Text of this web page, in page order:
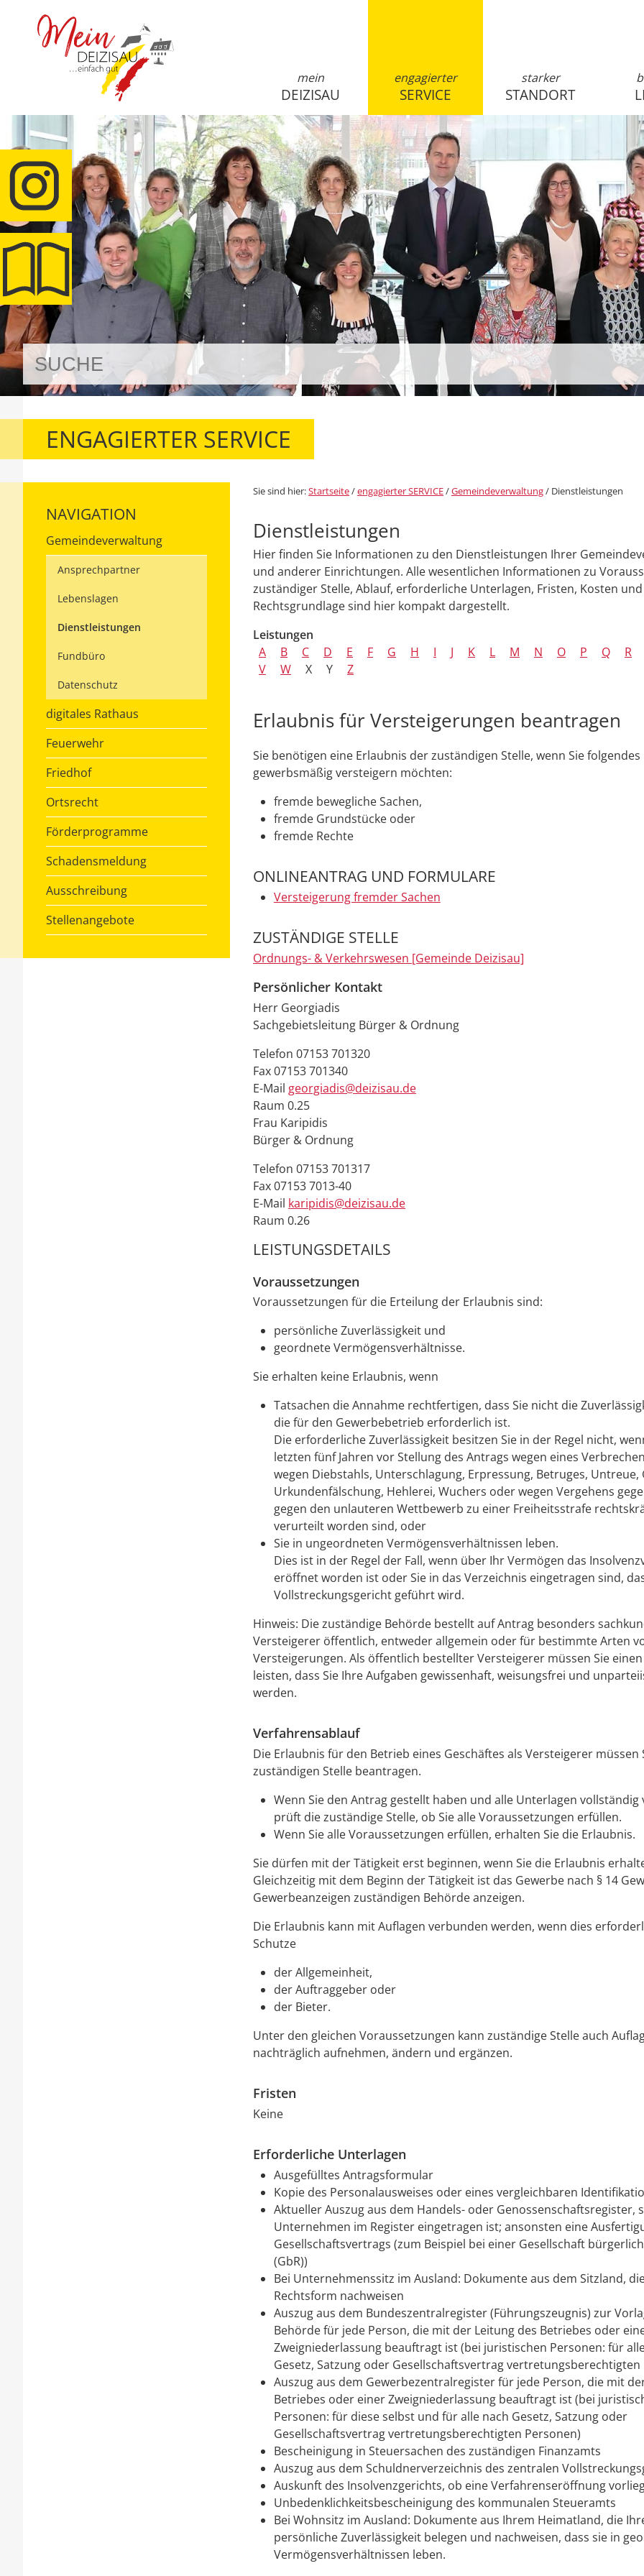
mein
DEIZISAU
engagierter
SERVICE
starker
STANDORT
ENGAGIERTER SERVICE
NAVIGATION
Gemeindeverwaltung
Ansprechpartner
Lebenslagen
Dienstleistungen
Fundbüro
Datenschutz
digitales Rathaus
Feuerwehr
Friedhof
Ortsrecht
Förderprogramme
Schadensmeldung
Ausschreibung
Stellenangebote
Sie sind hier:Startseite/engagierter SERVICE/Gemeindeverwaltung/ Dienstleistungen
Dienstleistungen
Hier finden Sie Informationen zu den Dienstleistungen Ihrer
und anderer Einrichtungen. Alle wesentlichen Informationen zu
zuständiger Stelle, Ablauf, erforderliche Unterlagen, Fristen, Kosten
Rechtsgrundlage sind hier kompakt dargestellt.
Leistungen
A
B C D E F G H I J K L M N O P Q R
V
W X Y Z
Erlaubnis für Versteigerungen beantragen
Sie benötigen eine Erlaubnis der zuständigen Stelle, wenn Sie folgendes
gewerbsmäßig versteigern möchten:
fremde bewegliche Sachen,
fremde Grundstücke oder
fremde Rechte
ONLINEANTRAG UND FORMULARE
Versteigerung fremder Sachen
ZUSTÄNDIGE STELLE
Ordnungs- & Verkehrswesen [Gemeinde Deizisau]
Persönlicher Kontakt
Herr Georgiadis
Sachgebietsleitung Bürger & Ordnung
Telefon 07153 701320
Fax07153 701340
E-Mail georgiadis@deizisau.de
Raum 0.25
Frau Karipidis
Bürger & Ordnung
Telefon 07153 701317
Fax07153 7013-40
E-Mail karipidis@deizisau.de
Raum 0.26
LEISTUNGSDETAILS
Voraussetzungen
Voraussetzungen für die Erteilung der Erlaubnis sind:
persönliche Zuverlässigkeit und
geordnete Vermögensverhältnisse.
Sie erhalten keine Erlaubnis, wenn
Tatsachen die Annahme rechtfertigen, dass Sie nicht die
die für den Gewerbebetrieb erforderlich ist.
Die erforderliche Zuverlässigkeit besitzen Sie in der Regel nicht,
letzten fünf Jahren vor Stellung des Antrags wegen eines
wegen Diebstahls, Unterschlagung, Erpressung, Betruges, Untreue,
Urkundenfälschung, Hehlerei, Wuchers oder wegen Vergehens
gegen den unlauteren Wettbewerb zu einer Freiheitsstrafe
verurteilt worden sind, oder
Sie in ungeordneten Vermögensverhältnissen leben.
Dies ist in der Regel der Fall, wenn über Ihr Vermögen das
eröffnet worden ist oder Sie in das Verzeichnis eingetragen sind,
Vollstreckungsgericht geführt wird.
Hinweis: Die zuständige Behörde bestellt auf Antrag besonders
Versteigerer öffentlich, entweder allgemein oder für bestimmte Arten
Versteigerungen. Als öffentlich bestellter Versteigerer müssen Sie
leisten, dass Sie Ihre Aufgaben gewissenhaft, weisungsfrei und
werden.
Verfahrensablauf
Die Erlaubnis für den Betrieb eines Geschäftes als Versteigerer müssen
zuständigen Stelle beantragen.
Wenn Sie den Antrag gestellt haben und alle Unterlagen vollständig
prüft die zuständige Stelle, ob Sie alle Voraussetzungen erfüllen.
Wenn Sie alle Voraussetzungen erfüllen, erhalten Sie die Erlaubnis.
Sie dürfen mit der Tätigkeit erst beginnen, wenn Sie die Erlaubnis
Gleichzeitig mit dem Beginn der Tätigkeit ist das Gewerbe nach § 14
Gewerbeanzeigen zuständigen Behörde anzeigen.
Die Erlaubnis kann mit Auflagen verbunden werden, wenn dies
Schutze
der Allgemeinheit,
der Auftraggeber oder
der Bieter.
Unter den gleichen Voraussetzungen kann zuständige Stelle auch
nachträglich aufnehmen, ändern und ergänzen.
Fristen
Keine
Erforderliche Unterlagen
Ausgefülltes Antragsformular
Kopie des Personalausweises oder eines vergleichbaren
Aktueller Auszug aus dem Handels- oder Genossenschaftsregister,
Unternehmen im Register eingetragen ist; ansonsten eine
Gesellschaftsvertrags (zum Beispiel bei einer Gesellschaft
(GbR))
Bei Unternehmenssitz im Ausland: Dokumente aus dem Sitzland,
Rechtsform nachweisen
Auszug aus dem Bundeszentralregister (Führungszeugnis) zur
Behörde für jede Person, die mit der Leitung des Betriebes oder
Zweigniederlassung beauftragt ist (bei juristischen Personen: für
Gesetz, Satzung oder Gesellschaftsvertrag vertretungsberechtigten
Auszug aus dem Gewerbezentralregister für jede Person, die mit
Betriebes oder einer Zweigniederlassung beauftragt ist (bei
Personen: für diese selbst und für alle nach Gesetz, Satzung oder
Gesellschaftsvertrag vertretungsberechtigten Personen)
Bescheinigung in Steuersachen des zuständigen Finanzamts
Auszug aus dem Schuldnerverzeichnis des zentralen
Auskunft des Insolvenzgerichts, ob eine Verfahrenseröffnung
Unbedenklichkeitsbescheinigung des kommunalen Steueramts
Bei Wohnsitz im Ausland: Dokumente aus Ihrem Heimatland, die
persönliche Zuverlässigkeit belegen und nachweisen, dass sie in
Vermögensverhältnissen leben.